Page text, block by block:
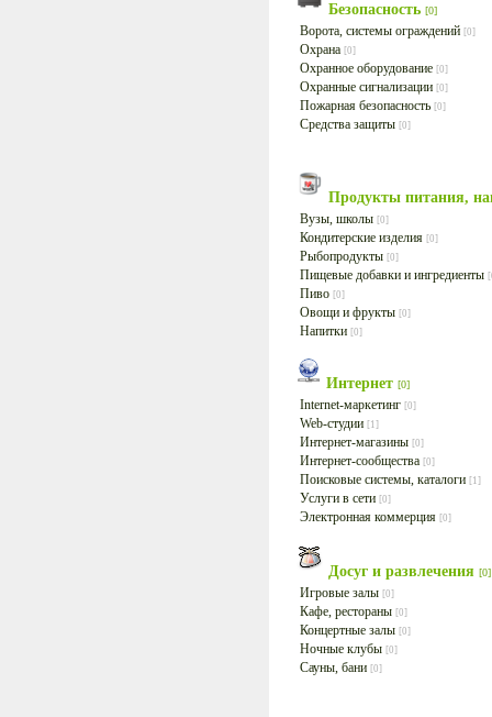
Безопасность [0]
Ворота, системы ограждений [0]
Охрана [0]
Охранное оборудование [0]
Охранные сигнализации [0]
Пожарная безопасность [0]
Средства защиты [0]
Продукты питания,
Вузы, школы [0]
Кондитерские изделия [0]
Рыбопродукты [0]
Пищевые добавки и ингредиенты
Пиво [0]
Овощи и фрукты [0]
Напитки [0]
Интернет [0]
Internet-маркетинг [0]
Web-студии [1]
Интернет-магазины [0]
Интернет-сообщества [0]
Поисковые системы, каталоги [1]
Услуги в сети [0]
Электронная коммерция [0]
Досуг и развлечения [0]
Игровые залы [0]
Кафе, рестораны [0]
Концертные залы [0]
Ночные клубы [0]
Сауны, бани [0]